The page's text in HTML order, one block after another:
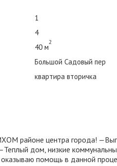
1
4
40 м
2
Большой Садовый пер
квартира вторичка
районе центра города!
—Теплый дом, низкие
помощь в данной